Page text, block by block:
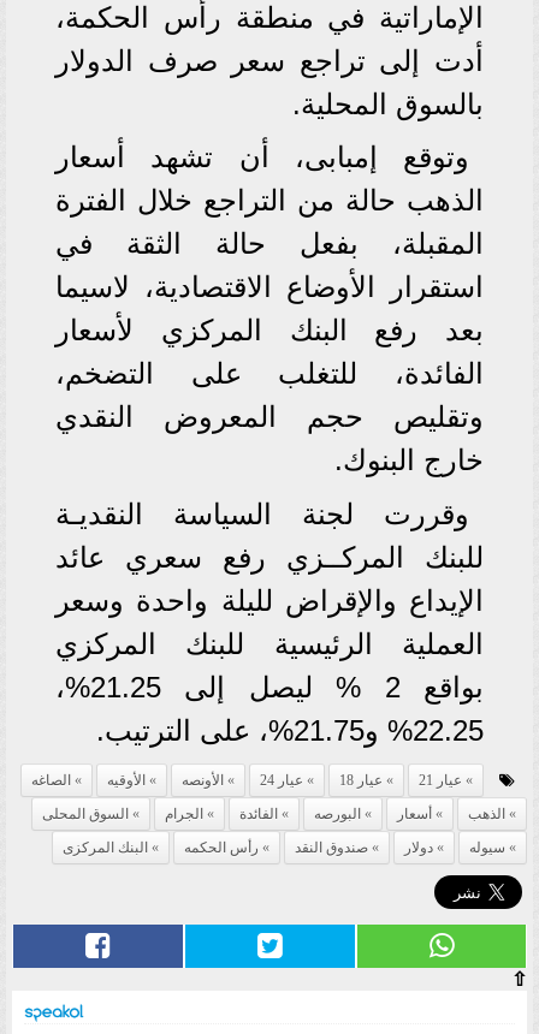
الإماراتية في منطقة رأس الحكمة،
أدت إلى تراجع سعر صرف الدولار
بالسوق المحلية.
وتوقع إمبابى، أن تشهد أسعار
الذهب حالة من التراجع خلال الفترة
المقبلة، بفعل حالة الثقة في
استقرار الأوضاع الاقتصادية، لاسيما
بعد رفع البنك المركزي لأسعار
الفائدة، للتغلب على التضخم،
وتقليص حجم المعروض النقدي
خارج البنوك.
وقررت لجنة السياسة النقديـة
للبنك المركــزي رفع سعري عائد
الإيداع والإقراض لليلة واحدة وسعر
العملية الرئيسية للبنك المركزي
بواقع 2 % ليصل إلى 21.25%،
22.25% و21.75%، على الترتيب.
عيار 21 عيار 18 عيار 24 الأونصه الأوقيه
الصاغه
الذهب
أسعار البورصه الفائدة الجرام
السوق المحلى
سيوله
دولار صندوق النقد رأس الحكمه البنك المركزى
⇧